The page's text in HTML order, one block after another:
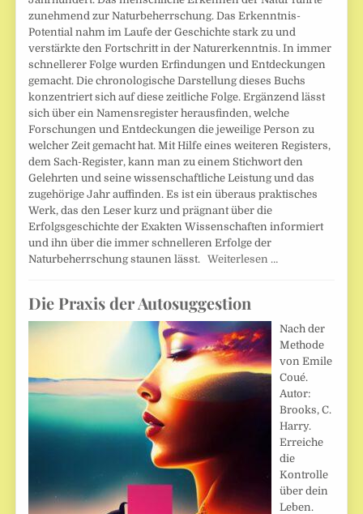
zunehmend zur Naturbeherrschung. Das Erkenntnis-
Potential nahm im Laufe der Geschichte stark zu und
verstärkte den Fortschritt in der Naturerkenntnis. In immer
schnellerer Folge wurden Erfindungen und Entdeckungen
gemacht. Die chronologische Darstellung dieses Buchs
konzentriert sich auf diese zeitliche Folge. Ergänzend lässt
sich über ein Namensregister herausfinden, welche
Forschungen und Entdeckungen die jeweilige Person zu
welcher Zeit gemacht hat. Mit Hilfe eines weiteren Registers,
dem Sach-Register, kann man zu einem Stichwort den
Gelehrten und seine wissenschaftliche Leistung und das
zugehörige Jahr auffinden. Es ist ein überaus praktisches
Werk, das den Leser kurz und prägnant über die
Erfolgsgeschichte der Exakten Wissenschaften informiert
und ihn über die immer schnelleren Erfolge der
Naturbeherrschung staunen lässt.Weiterlesen …
Die Praxis der Autosuggestion
Nach der
Methode
von Emile
Coué.
Autor:
Brooks, C.
Harry.
Erreiche
die
Kontrolle
über dein
Leben.